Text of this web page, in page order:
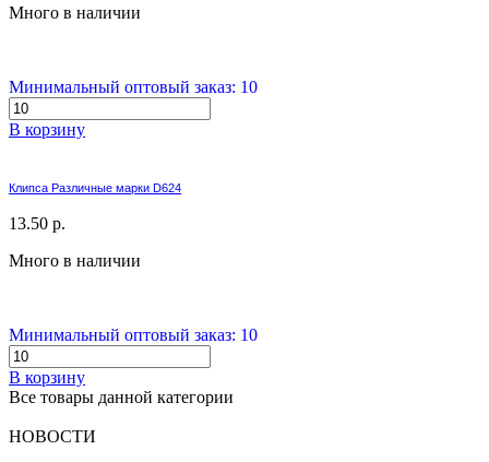
Много в наличии
Минимальный оптовый заказ: 10
В корзину
Клипса Различные марки D624
13.50 р.
Много в наличии
Минимальный оптовый заказ: 10
В корзину
Все товары данной категории
НОВОСТИ